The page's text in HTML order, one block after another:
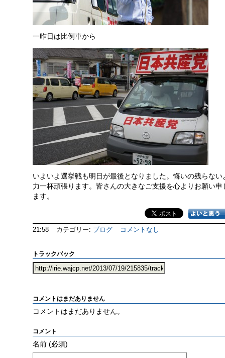
一昨日は比例車から
いよいよ選挙戦も明日が最後となりました。悔いの残らない
力一杯頑張ります。皆さんの大きなご支援を心よりお願い申
ます。
21:58 カテゴリー: ブログ コメントなし
トラックバック
コメントはまだありません
コメントはまだありません。
コメント
名前 (必須)